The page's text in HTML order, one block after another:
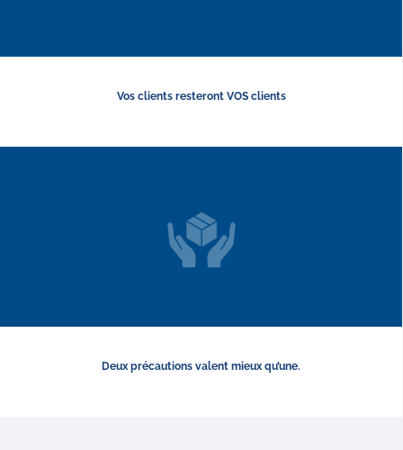
Vos clients resteront VOS clients
Deux précautions valent mieux qu’une.